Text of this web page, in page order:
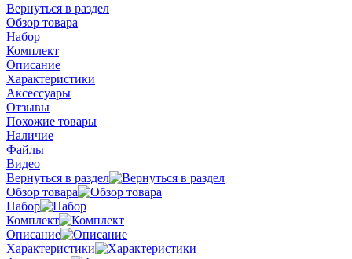
Вернуться в раздел
Обзор товара
Набор
Комплект
Описание
Характеристики
Аксессуары
Отзывы
Похожие товары
Наличие
Файлы
Видео
Вернуться в раздел
Обзор товара
Набор
Комплект
Описание
Характеристики